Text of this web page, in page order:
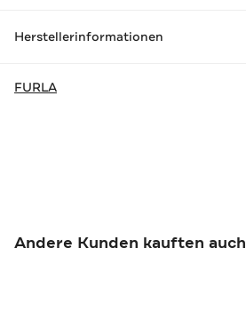
Herstellerinformationen
FURLA
Andere Kunden kauften auch